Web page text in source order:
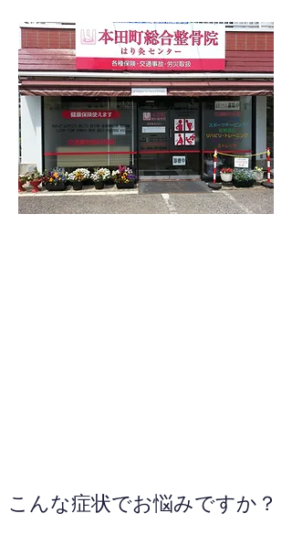
こんな症状でお悩みですか？